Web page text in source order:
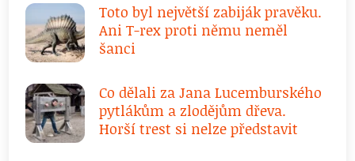
Toto byl největší zabiják pravěku.
Ani T-rex proti němu neměl
šanci
Co dělali za Jana Lucemburského
pytlákům a zlodějům dřeva.
Horší trest si nelze představit